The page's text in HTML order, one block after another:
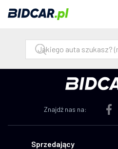
Znajdź nas na:
Sprzedający